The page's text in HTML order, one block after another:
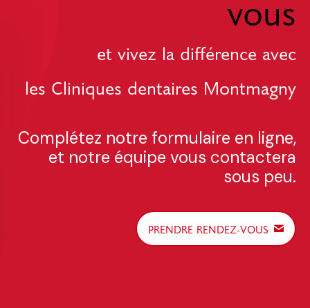
vous
et vivez la différence avec
les Cliniques dentaires Montmagny
Complétez notre formulaire en ligne,
et notre équipe vous contactera
sous peu.
PRENDRE RENDEZ-VOUS